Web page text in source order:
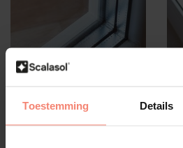
Toestemming Details
Triple glas - Voorbeeldfoto